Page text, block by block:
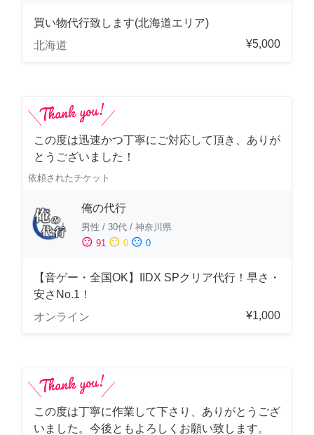
買い物代行致します(北海道エリア)
北海道
¥5,000
この度は迅速かつ丁寧にご対応して頂き、ありが
とうございました！
依頼されたチケット
俺の代行
男性 / 30代 / 神奈川県
sentiment_satisfied 91 sentiment_neutral 0 sentiment_dissatisfied 0
【音ゲー・全国OK】IIDX SPクリア代行！早さ・
安さNo.1！
オンライン
¥1,000
この度は丁寧に作業して下さり、ありがとうござ
いました。今後ともよろしくお願い致します。